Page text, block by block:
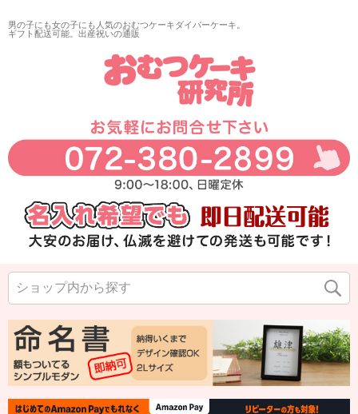
男の子にも女の子にも人気のおむつケーキダイパーケーキ。
ギフト配送可能。出産祝いの通販